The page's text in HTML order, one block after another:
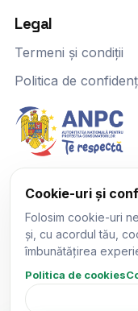
Legal
Termeni și condiții
Politica de
Parteneriate
Program afiliere
Parteneriate
Cookie-uri și
Folosim cookie-uri
și, cu acordul tău,
îmbunătățirea
Politica de cookies